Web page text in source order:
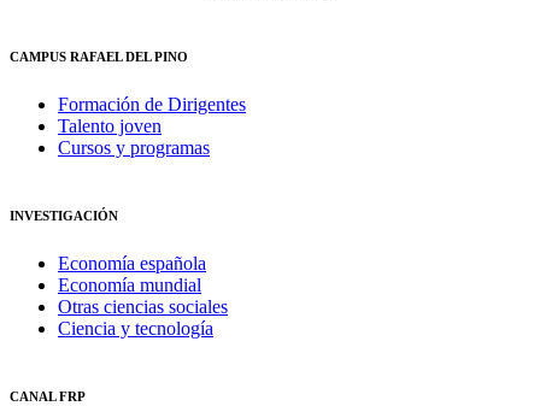
CAMPUS RAFAEL DEL PINO
Formación de Dirigentes
Talento joven
Cursos y programas
INVESTIGACIÓN
Economía española
Economía mundial
Otras ciencias sociales
Ciencia y tecnología
CANAL FRP